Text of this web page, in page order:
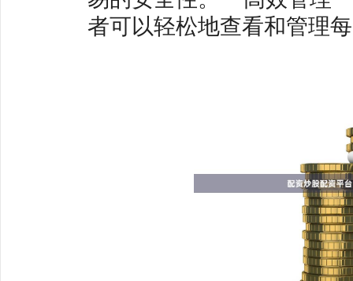
者可以轻松地查看和管理每